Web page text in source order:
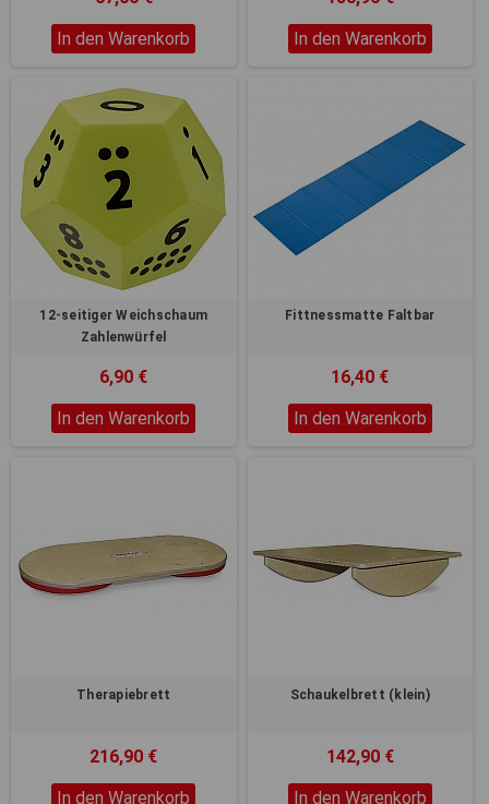
In den Warenkorb
In den Warenkorb
12-seitiger Weichschaum
Zahlenwürfel
6,90 €
In den Warenkorb
Fittnessmatte Faltbar
16,40 €
In den Warenkorb
Therapiebrett
216,90 €
In den Warenkorb
Schaukelbrett (klein)
142,90 €
In den Warenkorb